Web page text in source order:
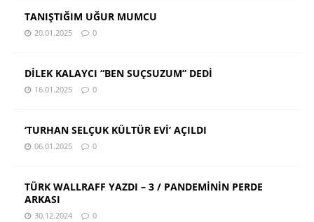
TANIŞTIĞIM UĞUR MUMCU
20.01.2025 0
DİLEK KALAYCI “BEN SUÇSUZUM” DEDİ
16.01.2025 0
‘TURHAN SELÇUK KÜLTÜR EVİ’ AÇILDI
06.01.2025 0
TÜRK WALLRAFF YAZDI – 3 / PANDEMİNİN PERDE
ARKASI
30.12.2024 0